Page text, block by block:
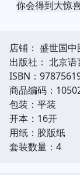
你会得到大惊
店铺： 盛世国
出版社： 北京
ISBN：
商品编码：
包装：平装
开本：16开
用纸：胶版纸
套装数量：4